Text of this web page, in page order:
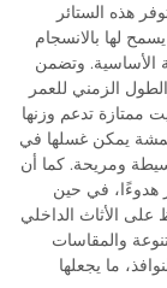
هذه الستائر
لها بالانسجام
الأساسية. وتضمن
الزمني للعمر
ممتازة تدعم وزنها
أقمشة يمكن غسلها في
ومريحة. كما أن
هدوءًا، في حين
الأثاث الداخلي
والمقاسات
ما يجعلها